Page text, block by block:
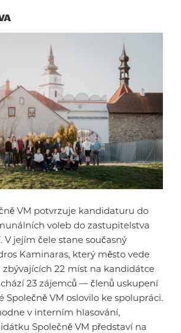
VM potvrzuje kandidaturu do
voleb do zastupitelstva
V jejím čele stane současný
Kaminaras, který město vede
zbývajících 22 míst na kandidátce
23 zájemců — členů uskupení
Společně VM oslovilo ke spolupráci.
v interním hlasování,
Společně VM představí na